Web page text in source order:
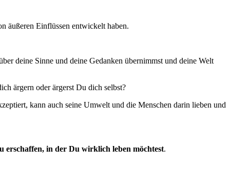
äußeren Einflüssen entwickelt haben.
deine Sinne und deine Gedanken übernimmst und deine Welt
ärgern oder ärgerst Du dich selbst?
kann auch seine Umwelt und die Menschen darin lieben und
erschaffen, in der Du wirklich leben möchtest.